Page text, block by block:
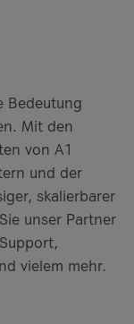
Bedeutung
Mit den
von A1
und der
skalierbarer
unser Partner
vielem mehr.